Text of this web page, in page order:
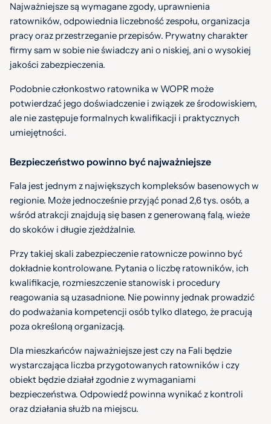
Najważniejsze są wymagane zgody, uprawnienia
ratowników, odpowiednia liczebność zespołu, organizacja
pracy oraz przestrzeganie przepisów. Prywatny charakter
firmy sam w sobie nie świadczy ani o niskiej, ani o wysokiej
jakości zabezpieczenia.
Podobnie członkostwo ratownika w WOPR może
potwierdzać jego doświadczenie i związek ze środowiskiem,
ale nie zastępuje formalnych kwalifikacji i praktycznych
umiejętności.
Bezpieczeństwo powinno być najważniejsze
Fala jest jednym z największych kompleksów basenowych w
regionie. Może jednocześnie przyjąć ponad 2,6 tys. osób, a
wśród atrakcji znajdują się basen z generowaną falą, wieże
do skoków i długie zjeżdżalnie.
Przy takiej skali zabezpieczenie ratownicze powinno być
dokładnie kontrolowane. Pytania o liczbę ratowników, ich
kwalifikacje, rozmieszczenie stanowisk i procedury
reagowania są uzasadnione. Nie powinny jednak prowadzić
do podważania kompetencji osób tylko dlatego, że pracują
poza określoną organizacją.
Dla mieszkańców najważniejsze jest czy na Fali będzie
wystarczająca liczba przygotowanych ratowników i czy
obiekt będzie działał zgodnie z wymaganiami
bezpieczeństwa. Odpowiedź powinna wynikać z kontroli
oraz działania służb na miejscu.